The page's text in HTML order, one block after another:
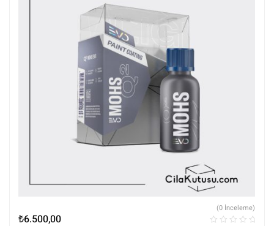
₺6.500,00
(0 İnceleme)